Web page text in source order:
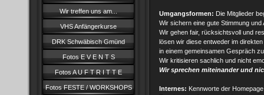
Wir treffen uns am...
VHS Anfängerkurse
DRK Schwäbisch Gmünd
Fotos E V E N T S
Fotos A U F T R I T T E
Fotos FESTE / WORKSHOPS
Umgangsformen: Die Mitglieder
Wir sichern eine gute Stimmung
Wir gehen fair, rücksichtsvoll und
lösen wir diese entweder im
in einem gemeinsamen Gespräch
Wir kritisieren sachlich und nicht
Wir sprechen miteinander und
Internes: Kennworte der